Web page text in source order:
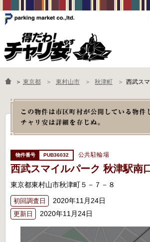
物件一覧
よくあるご質問 駐
＞ 東京都 東村山市 秋津町 西武ス
PUB36032 公共駐輪場
西武スマイルパーク 秋津駅南
東京都東村山市秋津町５－７－８
初回調査日 2020年11月24日
更新日 2020年11月24日